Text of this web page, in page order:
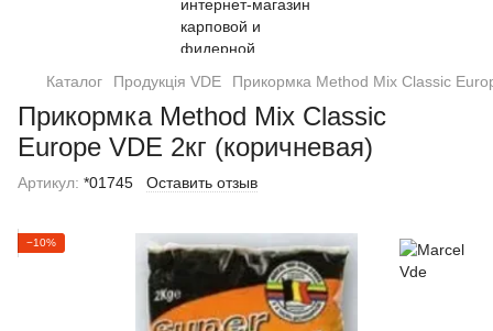
Каталог Продукція VDE Прикормка Method Mix Classic
Прикормка Method Mix Classic
Europe VDE 2кг (коричневая)
Артикул: *01745 Оставить отзыв
−10%